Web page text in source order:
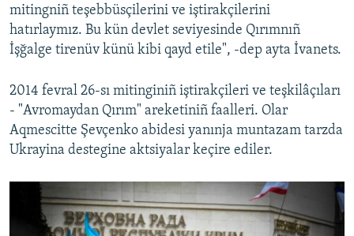
mitingniñ teşebbüsçilerini ve iştirakçilerini
hatırlaymız. Bu kün devlet seviyesinde Qırımnıñ
İşğalge tirenüv künü kibi qayd etile", -dep ayta İvanets.
2014 fevral 26-sı mitinginiñ iştirakçileri ve teşkilâçıları
- "Avromaydan Qırım" areketiniñ faalleri. Olar
Aqmescitte Şevçenko abidesi yanınja muntazam tarzda
Ukrayina destegine aktsiyalar keçire ediler.